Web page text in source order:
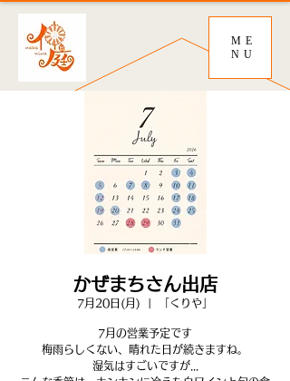
ME
NU
かぜまちさん出店
7月20日(月) 「くりや」
7月の営業予定です
梅雨らしくない、晴れた日が続きますね。
湿気はすごいですが...